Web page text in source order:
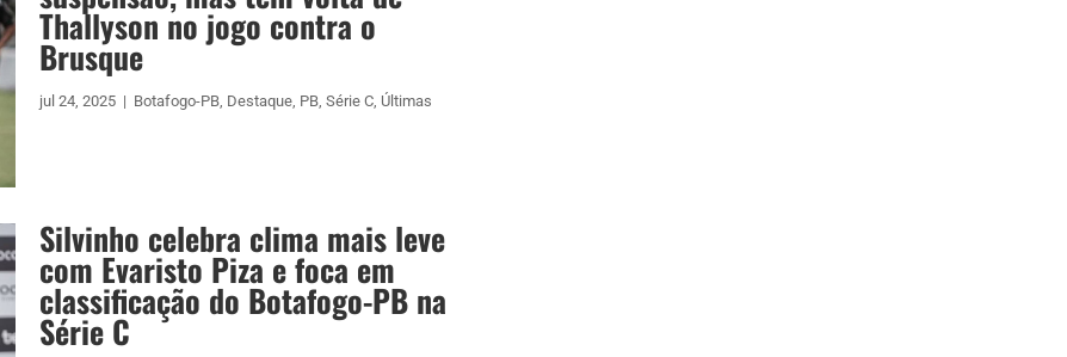
Thallyson no jogo contra o
Brusque
jul 24, 2025 | Botafogo-PB, Destaque, PB, Série C, Últimas
Silvinho celebra clima mais leve
com Evaristo Piza e foca em
classificação do Botafogo-PB na
Série C